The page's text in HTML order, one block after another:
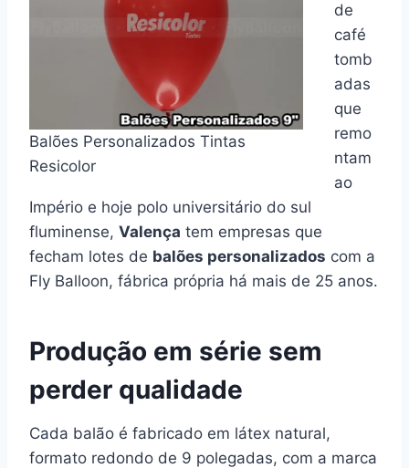
Balões Personalizados Tintas
Resicolor
de
café
tomb
adas
que
remo
ntam
ao
Império e hoje polo universitário do sul
fluminense, Valença tem empresas que
fecham lotes de balões personalizados com a
Fly Balloon, fábrica própria há mais de 25 anos.
Produção em série sem
perder qualidade
Cada balão é fabricado em látex natural,
formato redondo de 9 polegadas, com a marca